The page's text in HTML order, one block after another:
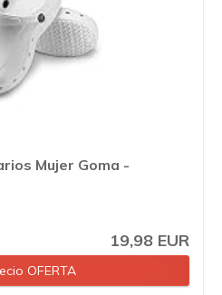
Mujer Goma -
19,98 EUR
OFERTA